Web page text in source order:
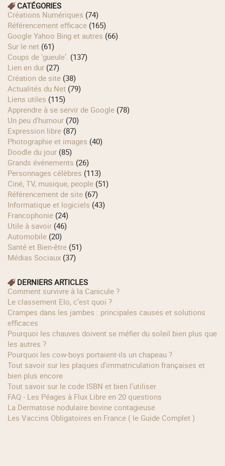
CATÉGORIES
Créations Numériques (74)
Référencement efficace (165)
Google Yahoo Bing et autres (66)
Sur le net (61)
Coups de 'gueule'. (137)
Lien en dur (27)
Création de site (38)
Actualités du Net (79)
Liens utiles (115)
Apprendre à se servir de Google (78)
Un peu d'humour (70)
Expression libre (87)
Photographie et images (40)
Doodle du jour (85)
Grands événements (26)
Personnages célèbres (113)
Ciné, TV, musique, people (51)
Référencement de site (67)
Informatique et logiciels (43)
Francophonie (24)
Utile à savoir (46)
Automobile (20)
Santé et Bien-être (51)
Médias Sociaux (37)
DERNIERS ARTICLES
Comment survivre à la Canicule ?
Le classement Elo, c’est quoi ?
Crampes dans les jambes : principales causes et solutions
efficaces
Pourquoi les chauves doivent se méfier du soleil bien plus que
les autres ?
Pourquoi les cow‑boys portaient‑ils un chapeau ?
Tout savoir sur les plaques d'immatriculation françaises et
bien plus encore
Tout savoir sur le code ISBN et bien l'utiliser
FAQ - Les Péages à Flux Libre en 20 questions
La Dermatose nodulaire bovine contagieuse
Les Vaccins Obligatoires en France ( le Guide Complet )